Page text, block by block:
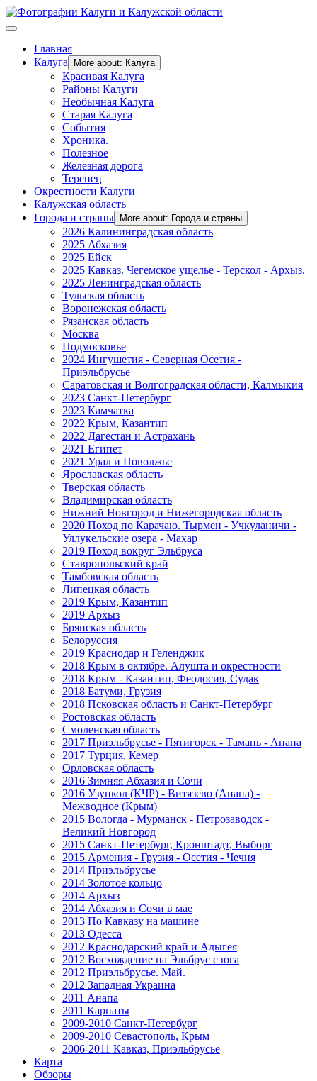
Главная
Калуга
More about: Калуга
Красивая Калуга
Районы Калуги
Необычная Калуга
Старая Калуга
События
Хроника.
Полезное
Железная дорога
Терепец
Окрестности Калуги
Калужская область
Города и страны
More about: Города и страны
2026 Калининградская область
2025 Абхазия
2025 Ейск
2025 Кавказ. Чегемское ущелье - Терскол - Архыз.
2025 Ленинградская область
Тульская область
Воронежская область
Рязанская область
Москва
Подмосковье
2024 Ингушетия - Северная Осетия -
Приэльбрусье
Саратовская и Волгоградская области, Калмыкия
2023 Санкт-Петербург
2023 Камчатка
2022 Крым, Казантип
2022 Дагестан и Астрахань
2021 Египет
2021 Урал и Поволжье
Ярославская область
Тверская область
Владимирская область
Нижний Новгород и Нижегородская область
2020 Поход по Карачаю. Тырмен - Учкуланичи -
Уллукельские озера - Махар
2019 Поход вокруг Эльбруса
Ставропольский край
Тамбовская область
Липецкая область
2019 Крым, Казантип
2019 Архыз
Брянская область
Белоруссия
2019 Краснодар и Геленджик
2018 Крым в октябре. Алушта и окрестности
2018 Крым - Казантип, Феодосия, Судак
2018 Батуми, Грузия
2018 Псковская область и Санкт-Петербург
Ростовская область
Смоленская область
2017 Приэльбрусье - Пятигорск - Тамань - Анапа
2017 Турция, Кемер
Орловская область
2016 Зимняя Абхазия и Сочи
2016 Узункол (КЧР) - Витязево (Анапа) -
Межводное (Крым)
2015 Вологда - Мурманск - Петрозаводск -
Великий Новгород
2015 Санкт-Петербург, Кронштадт, Выборг
2015 Армения - Грузия - Осетия - Чечня
2014 Приэльбрусье
2014 Золотое кольцо
2014 Архыз
2014 Абхазия и Сочи в мае
2013 По Кавказу на машине
2013 Одесса
2012 Краснодарский край и Адыгея
2012 Восхождение на Эльбрус с юга
2012 Приэльбрусье. Май.
2012 Западная Украина
2011 Анапа
2011 Карпаты
2009-2010 Санкт-Петербург
2009-2010 Севастополь, Крым
2006-2011 Кавказ, Приэльбрусье
Карта
Обзоры